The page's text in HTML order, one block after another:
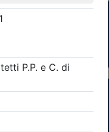
Continua
per Ordini e
dei filtri ricerca